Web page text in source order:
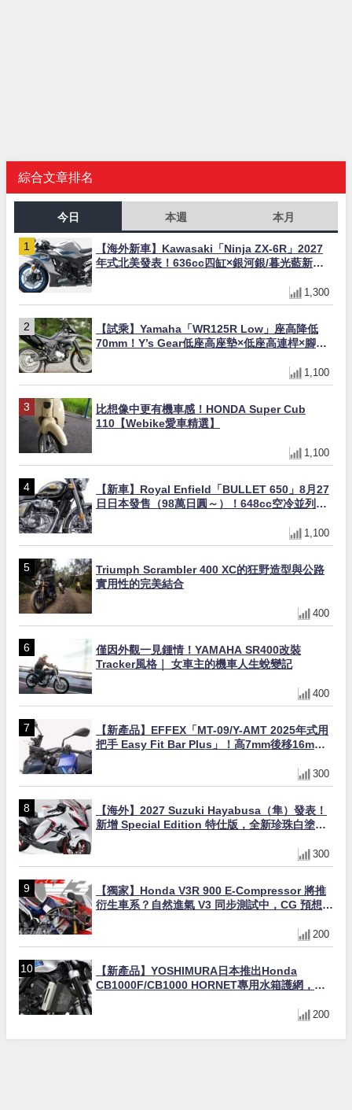
綜合文章排名
今日 本週 本月
【海外新車】Kawasaki「Ninja ZX-6R」2027
年式北美發表！636cc四缸×銀河銀/暮光藍新色
1,300
【試乘】Yamaha「WR125R Low」座高降低
70mm！Y’s Gear低座高座墊×低座高連桿×腳踏
1,100
比想像中更有機車感！HONDA Super Cub
110【Webike愛車精選】
1,100
【新車】Royal Enfield「BULLET 650」8月27
日日本發售（98萬日圓～）！648cc空冷並列雙
1,100
Triumph Scrambler 400 XC的狂野造型與公路
實用性的完美結合
400
僅因外觀一見鍾情！YAMAHA SR400改裝
Tracker風格｜ 女車主的機車人生蛻變記
400
【新產品】EFFEX「MT-09/Y-AMT 2025年式用
把手 Easy Fit Bar Plus」！高7mm後移16mm
300
【海外】2027 Suzuki Hayabusa（隼）發表！
新增 Special Edition 特仕版，全新珍珠白塗裝
300
【獨家】Honda V3R 900 E-Compressor 將推
衍生車系？自然進氣 V3 同步測試中，CG 預想曝
200
【新產品】YOSHIMURA日本推出Honda
CB1000F/CB1000 HORNET專用水箱護網，六
200